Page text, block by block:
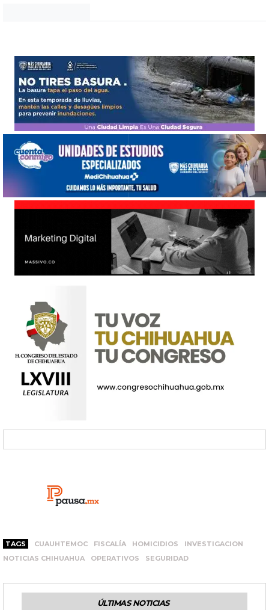
TAGS CUAUHTEMOC FISCALÍA HOMICIDIOS
INVESTIGACION
NOTICIAS CHIHUAHUA
OPERATIVOS SEGURIDAD
ÚLTIMAS NOTICIAS